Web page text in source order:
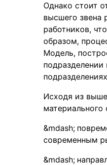
Однако стоит
высшего звена
работников,
образом,
Модель,
подразделении
Исходя из
материального
современным